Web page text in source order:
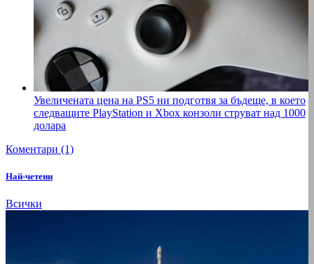
Увеличената цена на PS5 ни подготвя за бъдеще, в което
следващите PlayStation и Xbox конзоли струват над 1000
долара
Коментари (1)
Най-четени
Всички